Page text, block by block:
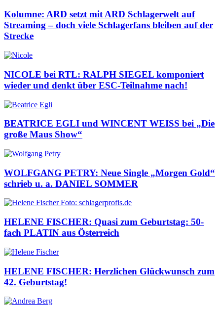
Kolumne: ARD setzt mit ARD Schlagerwelt auf
Streaming – doch viele Schlagerfans bleiben auf der
Strecke
NICOLE bei RTL: RALPH SIEGEL komponiert
wieder und denkt über ESC-Teilnahme nach!
BEATRICE EGLI und WINCENT WEISS bei „Die
große Maus Show“
WOLFGANG PETRY: Neue Single „Morgen Gold“
schrieb u. a. DANIEL SOMMER
HELENE FISCHER: Quasi zum Geburtstag: 50-
fach PLATIN aus Österreich
HELENE FISCHER: Herzlichen Glückwunsch zum
42. Geburtstag!